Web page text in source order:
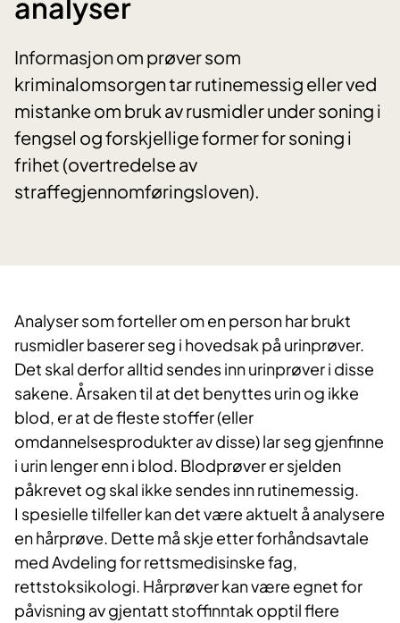
Informasjon om prøver som
kriminalomsorgen tar rutinemessig eller ved
mistanke om bruk av rusmidler under soning i
fengsel og forskjellige former for soning i
frihet (overtredelse av
straffegjennomføringsloven).
​Analyser som forteller om en person har brukt
rusmidler baserer seg i hovedsak på urinprøver.
Det skal derfor alltid sendes inn urinprøver i disse
sakene. Årsaken til at det benyttes urin og ikke
blod, er at de fleste stoffer (eller
omdannelsesprodukter av disse) lar seg gjenfinne
i urin lenger enn i blod. Blodprøver er sjelden
påkrevet og skal ikke sendes inn rutinemessig.​​
I spesielle tilfeller kan det være aktuelt å analysere
en hårprøve. Dette må skje etter forhåndsavtale
med Avdeling for rettsmedisinske fag,
rettstoksikologi​. Hårprøver kan være egnet for
påvisning av gjentatt stoffinntak opptil flere